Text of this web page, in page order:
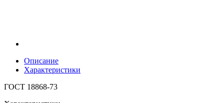
Описание
Характеристики
ГОСТ 18868-73